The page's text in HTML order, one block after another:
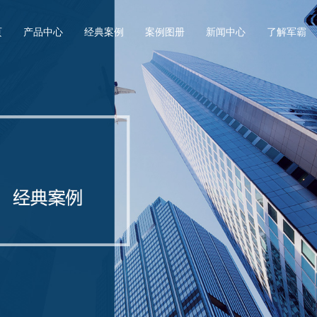
产品中心 经典案例 案例图册 新闻中心 了解军霸